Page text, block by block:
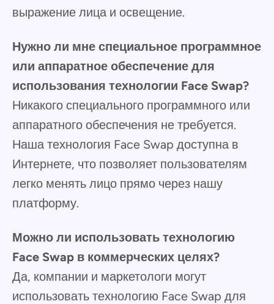
выражение лица и освещение.
Нужно ли мне специальное программное
или аппаратное обеспечение для
использования технологии Face Swap?
Никакого специального программного или
аппаратного обеспечения не требуется.
Наша технология Face Swap доступна в
Интернете, что позволяет пользователям
легко менять лицо прямо через нашу
платформу.
Можно ли использовать технологию
Face Swap в коммерческих целях?
Да, компании и маркетологи могут
использовать технологию Face Swap для